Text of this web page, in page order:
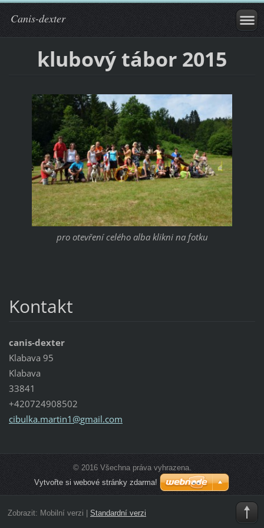
Canis-dexter
klubový tábor 2015
pro otevření celého alba klikni na fotku
Kontakt
canis-dexter
Klabava 95
Klabava
33841
+420724908502
cibulka.martin1@gmail.com
© 2016 Všechna práva vyhrazena.
Vytvořte si webové stránky zdarma!
Zobrazit: Mobilní verzi Standardní verzi